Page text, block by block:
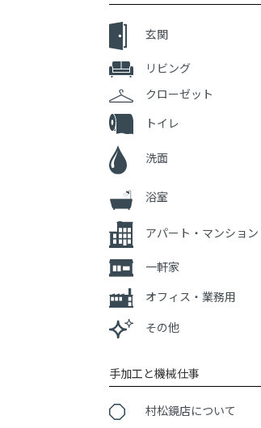
玄関
リビング
クローゼット
トイレ
洗面
浴室
アパート・マンション
一軒家
オフィス・業務用
その他
手加工と機械仕事
村松鏡店について